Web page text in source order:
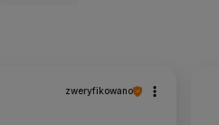
zweryfikowano